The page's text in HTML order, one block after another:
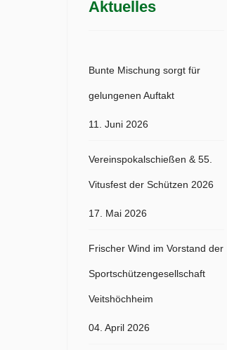
Aktuelles
Bunte Mischung sorgt für
gelungenen Auftakt
11. Juni 2026
Vereinspokalschießen & 55.
Vitusfest der Schützen 2026
17. Mai 2026
Frischer Wind im Vorstand der
Sportschützengesellschaft
Veitshöchheim
04. April 2026